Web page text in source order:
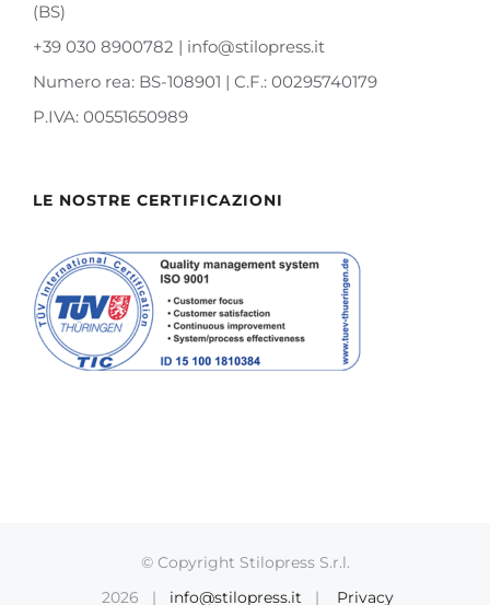
(BS)
+39 030 8900782 | info@stilopress.it
Numero rea: BS-108901 | C.F.: 00295740179
P.IVA: 00551650989
LE NOSTRE CERTIFICAZIONI
© Copyright Stilopress S.r.l.
2026 | info@stilopress.it | Privacy